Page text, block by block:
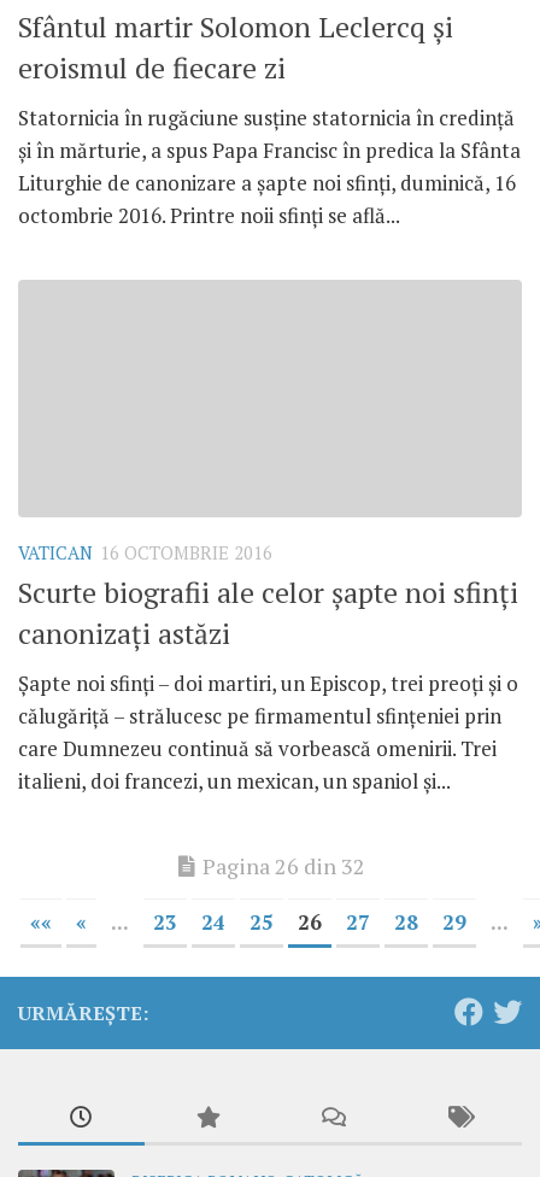
Sfântul martir Solomon Leclercq și
eroismul de fiecare zi
Statornicia în rugăciune susține statornicia în credință
și în mărturie, a spus Papa Francisc în predica la Sfânta
Liturghie de canonizare a șapte noi sfinți, duminică, 16
octombrie 2016. Printre noii sfinți se află...
VATICAN 16 OCTOMBRIE 2016
Scurte biografii ale celor șapte noi sfinți
canonizați astăzi
Șapte noi sfinți – doi martiri, un Episcop, trei preoți și o
călugăriță – strălucesc pe firmamentul sfințeniei prin
care Dumnezeu continuă să vorbească omenirii. Trei
italieni, doi francezi, un mexican, un spaniol și...
Pagina 26 din 32
«« « ... 23 24 25 26 27 28 29 ...
URMĂREȘTE: